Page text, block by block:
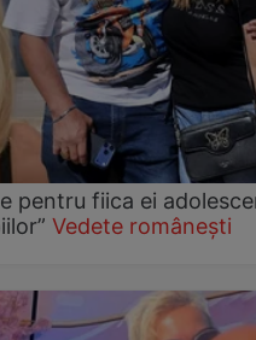
pentru fiica ei
Vedete românești